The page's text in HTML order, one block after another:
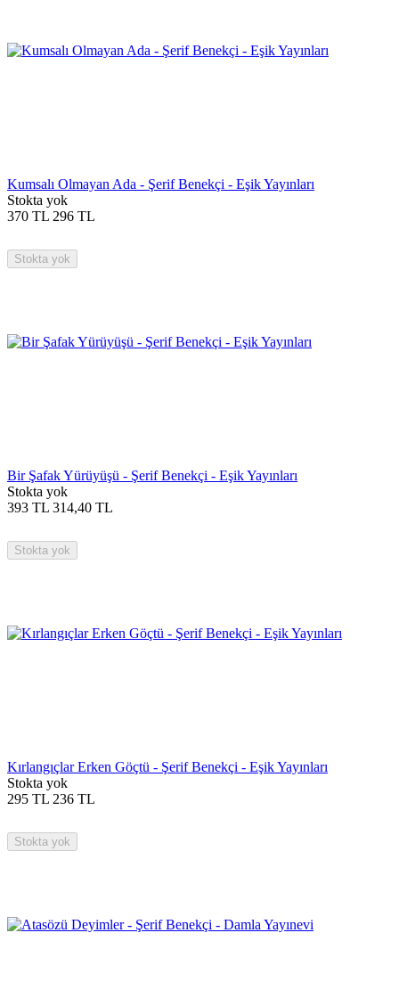
Kumsalı Olmayan Ada - Şerif Benekçi - Eşik Yayınları
Stokta yok
370 TL 296 TL
Stokta yok
Bir Şafak Yürüyüşü - Şerif Benekçi - Eşik Yayınları
Stokta yok
393 TL 314,40 TL
Stokta yok
Kırlangıçlar Erken Göçtü - Şerif Benekçi - Eşik Yayınları
Stokta yok
295 TL 236 TL
Stokta yok